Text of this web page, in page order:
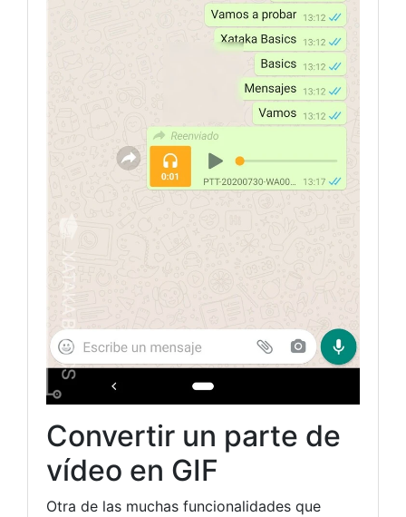
Convertir un parte de
vídeo en GIF
Otra de las muchas funcionalidades que